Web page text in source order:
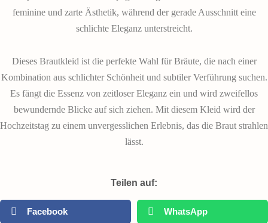
feminine und zarte Ästhetik, während der gerade Ausschnitt eine
schlichte Eleganz unterstreicht.
Dieses Brautkleid ist die perfekte Wahl für Bräute, die nach einer
Kombination aus schlichter Schönheit und subtiler Verführung suchen.
Es fängt die Essenz von zeitloser Eleganz ein und wird zweifellos
bewundernde Blicke auf sich ziehen. Mit diesem Kleid wird der
Hochzeitstag zu einem unvergesslichen Erlebnis, das die Braut strahlen
lässt.
Teilen auf:
Facebook WhatsApp